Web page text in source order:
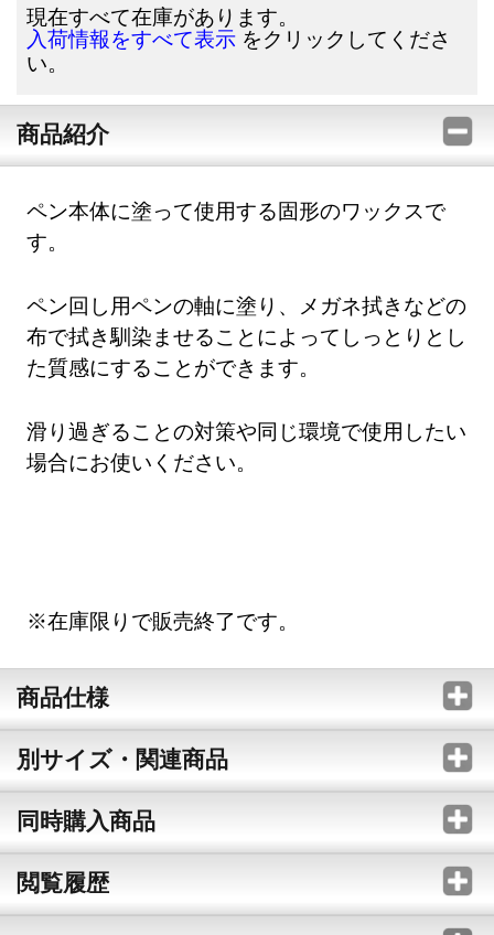
現在すべて在庫があります。
入荷情報をすべて表示 をクリックしてくださ
い。
商品紹介
ペン本体に塗って使用する固形のワックスで
す。
ペン回し用ペンの軸に塗り、メガネ拭きなどの
布で拭き馴染ませることによってしっとりとし
た質感にすることができます。
滑り過ぎることの対策や同じ環境で使用したい
場合にお使いください。
※在庫限りで販売終了です。
商品仕様
別サイズ・関連商品
同時購入商品
閲覧履歴